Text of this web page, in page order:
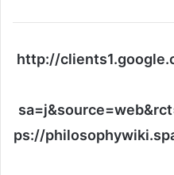
http://
ps://